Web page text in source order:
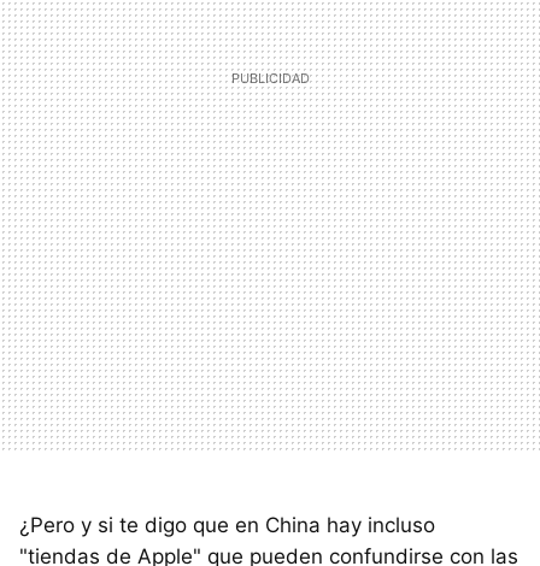
¿Pero y si te digo que en China hay incluso
"tiendas de Apple" que pueden confundirse con las